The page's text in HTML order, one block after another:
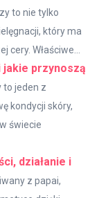
to nie tylko
który ma
Właściwe...
jakie przynoszą
to jeden z
kondycji skóry,
świecie
działanie i
z papai,